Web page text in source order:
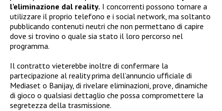
l’eliminazione dal reality. I concorrenti possono tornare a
utilizzare il proprio telefono e i social network, ma soltanto
pubblicando contenuti neutri che non permettano di capire
dove si trovino o quale sia stato il loro percorso nel
programma.
Il contratto vieterebbe inoltre di confermare la
partecipazione al reality prima dell’annuncio ufficiale di
Mediaset o Banijay, di rivelare eliminazioni, prove, dinamiche
di gioco o qualsiasi dettaglio che possa compromettere la
segretezza della trasmissione.